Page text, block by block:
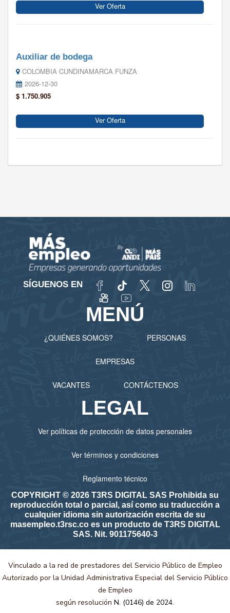
Ver Oferta
Auxiliar de bodega
COLOMBIA CUNDINAMARCA FUNZA
2026-12-30
$ 1.750.905
Ver Oferta
SÍGUENOS EN
MENÚ
¿QUIÉNES SOMOS? PERSONAS
EMPRESAS
VACANTES CONTÁCTENOS
LEGAL
Ver políticas de protección de datos personales
Ver términos y condiciones
Reglamento técnico
COPYRIGHT © 2026 T3RS DIGITAL SAS Prohibida su
reproducción total o parcial, así como su traducción a
cualquier idioma sin autorización escrita de su
masempleo.t3rsc.co es un producto de T3RS DIGITAL
SAS. Nit. 901175640-3
Vinculado a la red de prestadores del Servicio Público de Empleo
Autorizado por la Unidad Administrativa Especial del Servicio Público
de Empleo
según resolución N. (0146) de 2024.